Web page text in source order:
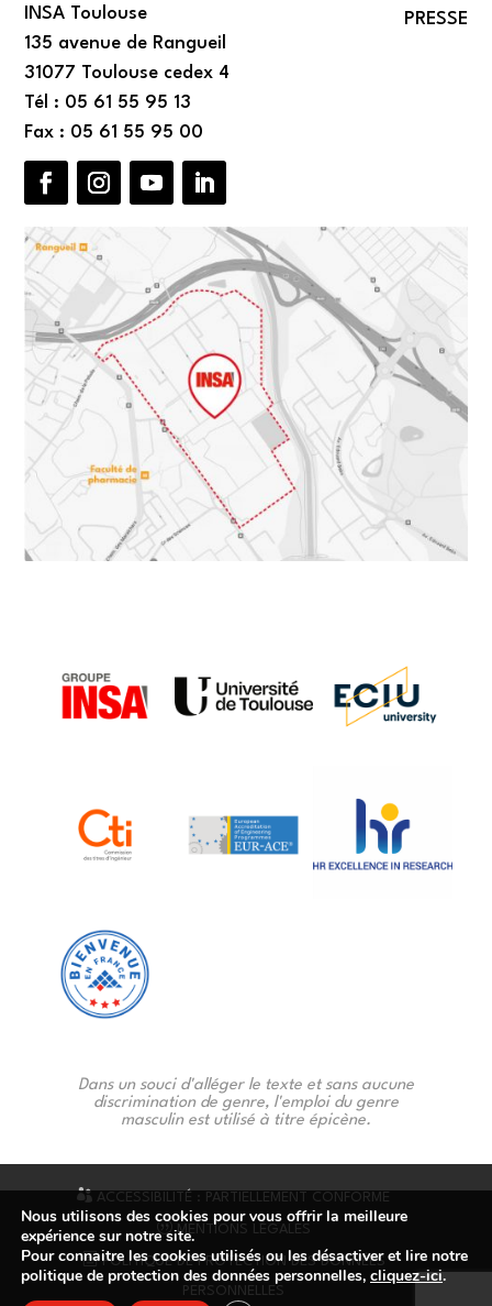
INSA Toulouse
135 avenue de Rangueil
31077 Toulouse cedex 4
Tél : 05 61 55 95 13
Fax : 05 61 55 95 00
PRESSE
Dans un souci d'alléger le texte et sans aucune
discrimination de genre, l'emploi du genre
masculin est utilisé à titre épicène.
ACCESSIBILITÉ : PARTIELLEMENT CONFORME
MENTIONS LÉGALES
POLITIQUE DE PROTECTION DES DONNÉES
PERSONNELLES
Nous utilisons des cookies pour vous offrir la meilleure
expérience sur notre site.
Pour connaitre les cookies utilisés ou les désactiver et lire notre
politique de protection des données personnelles, cliquez-ici.